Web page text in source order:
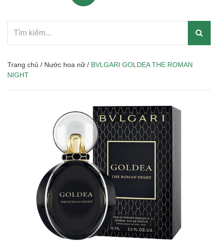
Trang chủ / Nước hoa nữ / BVLGARI GOLDEA THE ROMAN
NIGHT